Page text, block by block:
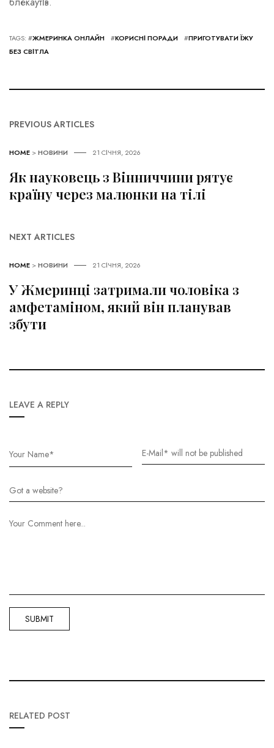
TAGS: #ЖМЕРИНКА ОНЛАЙН #КОРИСНІ ПОРАДИ #ПРИГОТУВАТИ ЇЖУ
БЕЗ СВІТЛА
PREVIOUS ARTICLES
HOME >НОВИНИ 21 СІЧНЯ, 2026
Як науковець з Вінниччини рятує
країну через малюнки на тілі
NEXT ARTICLES
HOME >НОВИНИ 21 СІЧНЯ, 2026
У Жмеринці затримали чоловіка з
амфетаміном, який він планував
збути
LEAVE A REPLY
RELATED POST